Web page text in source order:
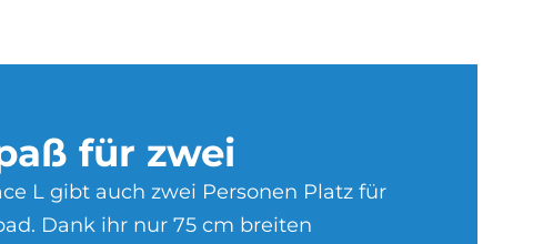
für zwei
L gibt auch zwei Personen Platz für
Dank ihr nur 75 cm breiten